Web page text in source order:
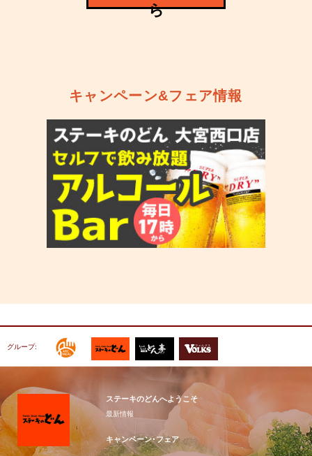
ら
キャンペーン&フェア情報
グループ:
ステーキのどんへようこそ
最新情報
キャンペーン･フェア